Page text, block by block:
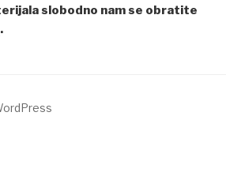
slobodno nam se obratite
.